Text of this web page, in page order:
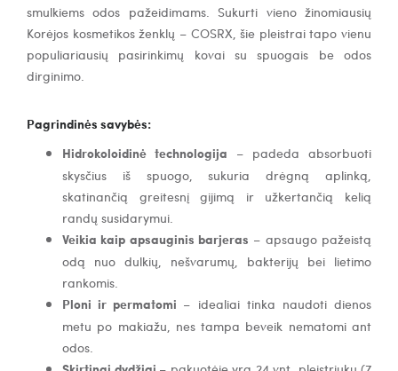
smulkiems odos pažeidimams. Sukurti vieno žinomiausių
Korėjos kosmetikos ženklų – COSRX, šie pleistrai tapo vienu
populiariausių pasirinkimų kovai su spuogais be odos
dirginimo.
Pagrindinės savybės:
Hidrokoloidinė technologija – padeda absorbuoti
skysčius iš spuogo, sukuria drėgną aplinką,
skatinančią greitesnį gijimą ir užkertančią kelią
randų susidarymui.
Veikia kaip apsauginis barjeras – apsaugo pažeistą
odą nuo dulkių, nešvarumų, bakterijų bei lietimo
rankomis.
Ploni ir permatomi – idealiai tinka naudoti dienos
metu po makiažu, nes tampa beveik nematomi ant
odos.